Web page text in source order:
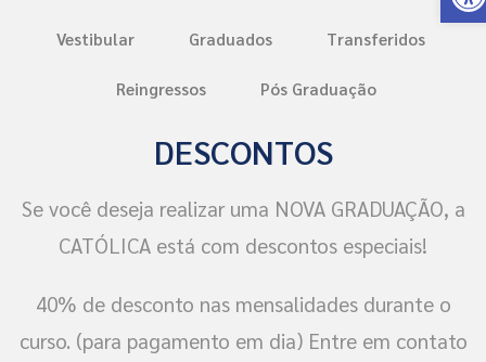
Vestibular Graduados Transferidos
Reingressos Pós Graduação
DESCONTOS
Se você deseja realizar uma NOVA GRADUAÇÃO, a
CATÓLICA está com descontos especiais!
40% de desconto nas mensalidades durante o
curso. (para pagamento em dia) Entre em contato